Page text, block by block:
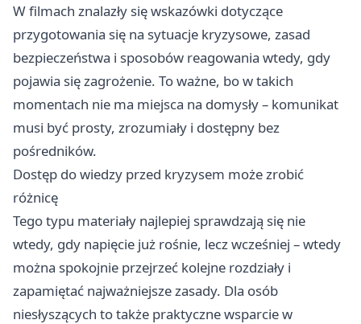
W filmach znalazły się wskazówki dotyczące
przygotowania się na sytuacje kryzysowe, zasad
bezpieczeństwa i sposobów reagowania wtedy, gdy
pojawia się zagrożenie. To ważne, bo w takich
momentach nie ma miejsca na domysły – komunikat
musi być prosty, zrozumiały i dostępny bez
pośredników.
Dostęp do wiedzy przed kryzysem może zrobić
różnicę
Tego typu materiały najlepiej sprawdzają się nie
wtedy, gdy napięcie już rośnie, lecz wcześniej – wtedy
można spokojnie przejrzeć kolejne rozdziały i
zapamiętać najważniejsze zasady. Dla osób
niesłyszących to także praktyczne wsparcie w